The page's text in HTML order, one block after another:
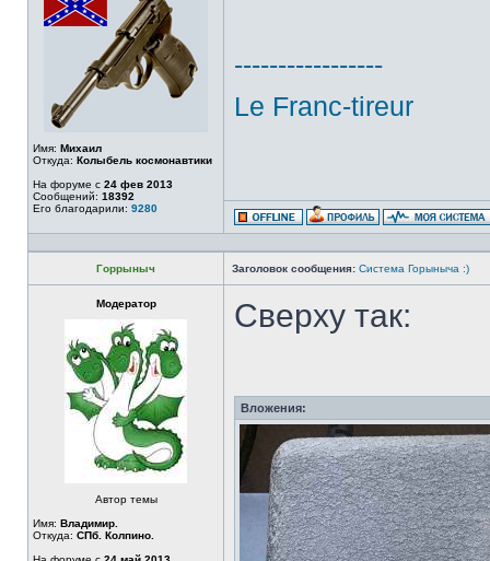
Имя: Михаил
Откуда: Колыбель космонавтики
На форуме с 24 фев 2013
Сообщений: 18392
Его благодарили: 9280
-----------------
Le Franc-tireur
Горрыныч Заголовок сообщения: Система Горыныча :)
Модератор
Автор темы
Имя: Владимир.
Откуда: СПб. Колпино.
Сверху так:
Вложения: